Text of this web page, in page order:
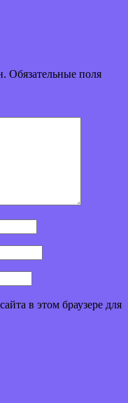
Обязательные поля
в этом браузере для